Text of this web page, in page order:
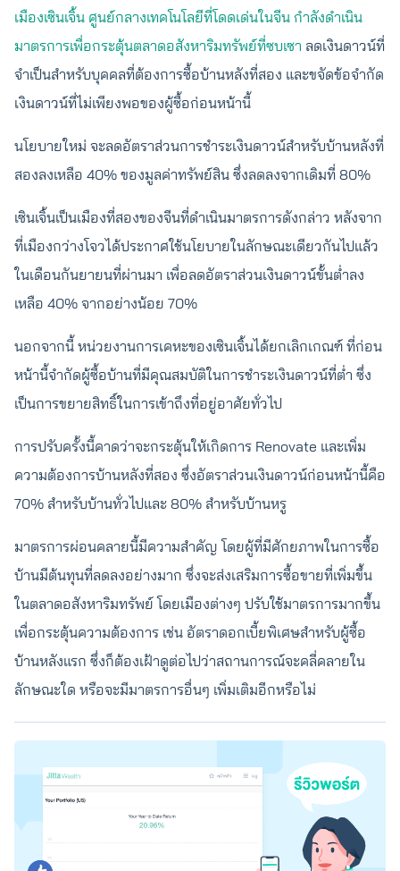
เมืองเซินเจิ้น ศูนย์กลางเทคโนโลยีที่โดดเด่นในจีน กำลังดำเนิน
มาตรการเพื่อกระตุ้นตลาดอสังหาริมทรัพย์ที่ซบเซา ลดเงินดาวน์ที่
จำเป็นสำหรับบุคคลที่ต้องการซื้อบ้านหลังที่สอง และขจัดข้อจำกัด
เงินดาวน์ที่ไม่เพียงพอของผู้ซื้อก่อนหน้านี้
นโยบายใหม่ จะลดอัตราส่วนการชำระเงินดาวน์สำหรับบ้านหลังที่
สองลงเหลือ 40% ของมูลค่าทรัพย์สิน ซึ่งลดลงจากเดิมที่ 80%
เซินเจิ้นเป็นเมืองที่สองของจีนที่ดำเนินมาตรการดังกล่าว หลังจาก
ที่เมืองกว่างโจวได้ประกาศใช้นโยบายในลักษณะเดียวกันไปแล้ว
ในเดือนกันยายนที่ผ่านมา เพื่อลดอัตราส่วนเงินดาวน์ขั้นต่ำลง
เหลือ 40% จากอย่างน้อย 70%
นอกจากนี้ หน่วยงานการเคหะของเซินเจิ้นได้ยกเลิกเกณฑ์ ที่ก่อน
หน้านี้จำกัดผู้ซื้อบ้านที่มีคุณสมบัติในการชำระเงินดาวน์ที่ต่ำ ซึ่ง
เป็นการขยายสิทธิ์ในการเข้าถึงที่อยู่อาศัยทั่วไป
การปรับครั้งนี้คาดว่าจะกระตุ้นให้เกิดการ Renovate และเพิ่ม
ความต้องการบ้านหลังที่สอง ซึ่งอัตราส่วนเงินดาวน์ก่อนหน้านี้คือ
70% สำหรับบ้านทั่วไปและ 80% สำหรับบ้านหรู
มาตรการผ่อนคลายนี้มีความสำคัญ โดยผู้ที่มีศักยภาพในการซื้อ
บ้านมีต้นทุนที่ลดลงอย่างมาก ซึ่งจะส่งเสริมการซื้อขายที่เพิ่มขึ้น
ในตลาดอสังหาริมทรัพย์ โดยเมืองต่างๆ ปรับใช้มาตรการมากขึ้น
เพื่อกระตุ้นความต้องการ เช่น อัตราดอกเบี้ยพิเศษสำหรับผู้ซื้อ
บ้านหลังแรก ซึ่งก็ต้องเฝ้าดูต่อไปว่าสถานการณ์จะคลี่คลายใน
ลักษณะใด หรือจะมีมาตรการอื่นๆ เพิ่มเติมอีกหรือไม่